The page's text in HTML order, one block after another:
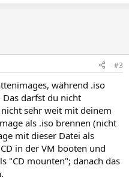
#3
während .iso
darfst du nicht
sehr weit mit deinem
als .iso brennen (nicht
mit dieser Datei als
in der VM booten und
"CD mounten"; danach das